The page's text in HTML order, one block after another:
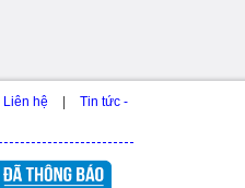
Liên hệ
Tin tức -